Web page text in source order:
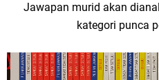
Jawapan murid akan
kategori punca